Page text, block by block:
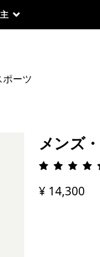
ポーツ
メンズ
評価:
¥ 14,300